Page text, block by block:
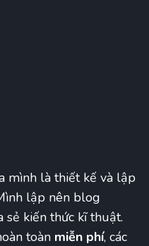
mình là thiết kế và lập
lập nên blog
sẻ kiến thức kĩ thuật.
toàn miễn phí, các